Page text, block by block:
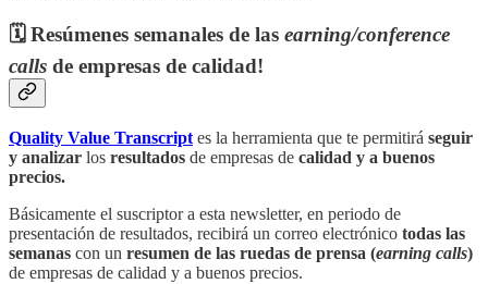
🗓️ Resúmenes semanales de las earning/conference
calls de empresas de calidad!
Quality Value Transcript es la herramienta que te permitirá seguir
y analizar los resultados de empresas de calidad y a buenos
precios.
Básicamente el suscriptor a esta newsletter, en periodo de
presentación de resultados, recibirá un correo electrónico todas las
semanas con un resumen de las ruedas de prensa (earning calls)
de empresas de calidad y a buenos precios.